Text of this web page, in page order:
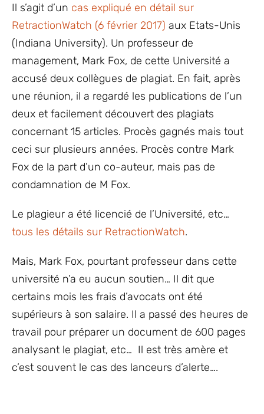
Il s’agit d’un cas expliqué en détail sur
RetractionWatch (6 février 2017) aux Etats-Unis
(Indiana University). Un professeur de
management, Mark Fox, de cette Université a
accusé deux collègues de plagiat. En fait, après
une réunion, il a regardé les publications de l’un
deux et facilement découvert des plagiats
concernant 15 articles. Procès gagnés mais tout
ceci sur plusieurs années. Procès contre Mark
Fox de la part d’un co-auteur, mais pas de
condamnation de M Fox.
Le plagieur a été licencié de l’Université, etc…
tous les détails sur RetractionWatch.
Mais, Mark Fox, pourtant professeur dans cette
université n’a eu aucun soutien… Il dit que
certains mois les frais d’avocats ont été
supérieurs à son salaire. Il a passé des heures de
travail pour préparer un document de 600 pages
analysant le plagiat, etc… Il est très amère et
c’est souvent le cas des lanceurs d’alerte….